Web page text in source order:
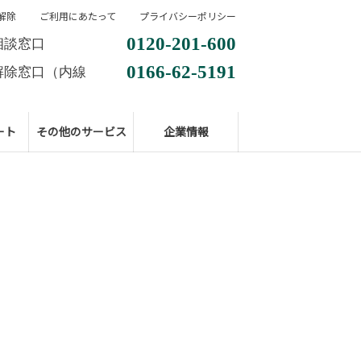
窓口 0120-201-600
除窓口（内線 0166-62-5191
ト その他のサービス 企業情報
除 ご利用にあたって プライバシーポリシー